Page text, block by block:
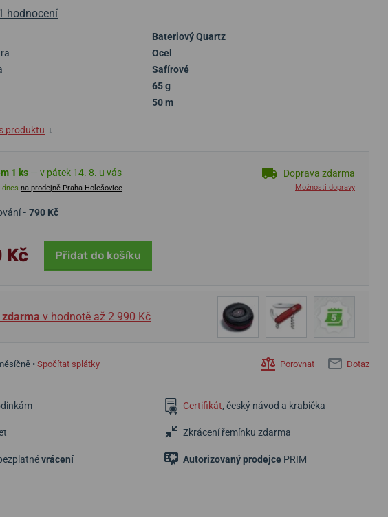
hodnocení
Bateriový Quartz
Ocel
Safírové
65 g
50 m
produktu ↓
1 ks — v pátek 14. 8. u vás
na prodejně Praha Holešovice
Doprava zdarma
Možnosti dopravy
- 790 Kč
Kč Přidat do košíku
zdarma v hodnotě až 2 990 Kč
•Spočítat splátky Porovnat Dotaz
Certifikát, český návod a krabička
Zkrácení řemínku zdarma
vrácení Autorizovaný prodejce PRIM
Do 2-3 týdnů